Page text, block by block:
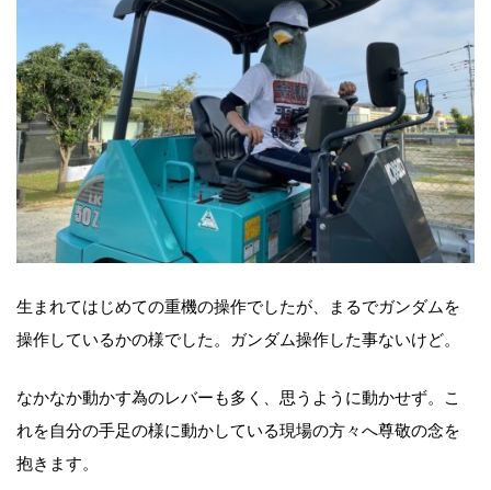
生まれてはじめての重機の操作でしたが、まるでガンダムを
操作しているかの様でした。ガンダム操作した事ないけど。
なかなか動かす為のレバーも多く、思うように動かせず。こ
れを自分の手足の様に動かしている現場の方々へ尊敬の念を
抱きます。